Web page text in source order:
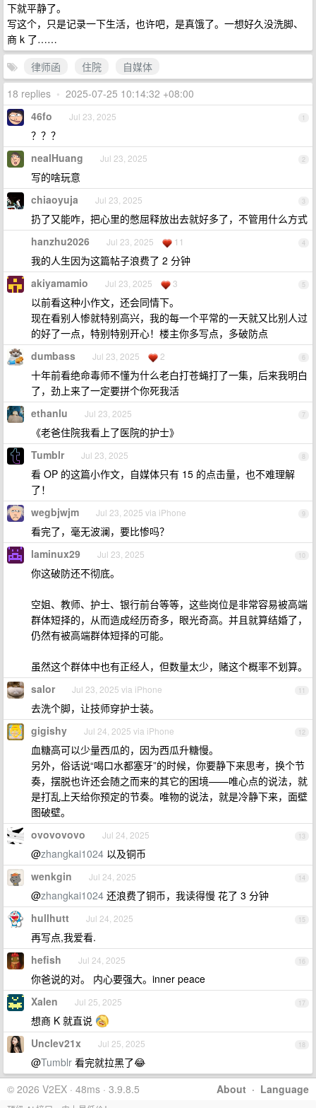
下就平静了。
写这个，只是记录一下生活，也许吧，是真饿了。一想好久没洗脚、
商 k 了……
律师函
住院
自媒体
18 replies • 2025-07-25 10:14:32 +08:00
1
46fo Jul 23, 2025
？？？
2
nealHuang Jul 23, 2025
写的啥玩意
3
chiaoyuja Jul 23, 2025
扔了又能咋，把心里的憋屈释放出去就好多了，不管用什么方式
4
hanzhu2026 Jul 23, 2025 11
我的人生因为这篇帖子浪费了 2 分钟
5
akiyamamio Jul 23, 2025 3
以前看这种小作文，还会同情下。
现在看别人惨就特别高兴，我的每一个平常的一天就又比别人过
的好了一点，特别特别开心！楼主你多写点，多破防点
6
dumbass Jul 23, 2025 2
十年前看绝命毒师不懂为什么老白打苍蝇打了一集，后来我明白
了，劲上来了一定要拼个你死我活
7
ethanlu Jul 23, 2025
《老爸住院我看上了医院的护士》
8
Tumblr Jul 23, 2025
看 OP 的这篇小作文，自媒体只有 15 的点击量，也不难理解
了！
9
wegbjwjm Jul 23, 2025 via iPhone
看完了，毫无波澜，要比惨吗？
10
laminux29 Jul 23, 2025
你这破防还不彻底。
空姐、教师、护士、银行前台等等，这些岗位是非常容易被高端
群体短择的，从而造成经历奇多，眼光奇高。并且就算结婚了，
仍然有被高端群体短择的可能。
虽然这个群体中也有正经人，但数量太少，赌这个概率不划算。
11
salor Jul 23, 2025 via iPhone
去洗个脚，让技师穿护士装。
12
gigishy Jul 24, 2025 via iPhone
血糖高可以少量西瓜的，因为西瓜升糖慢。
另外，俗话说“喝口水都塞牙”的时候，你要静下来思考，换个节
奏，摆脱也许还会随之而来的其它的困境——唯心点的说法，就
是打乱上天给你预定的节奏。唯物的说法，就是冷静下来，面壁
图破壁。
13
ovovovovo Jul 24, 2025
@zhangkai1024 以及铜币
14
wenkgin Jul 24, 2025
@zhangkai1024 还浪费了铜币，我读得慢 花了 3 分钟
15
hullhutt Jul 24, 2025
再写点,我爱看.
16
hefish Jul 24, 2025
你爸说的对。 内心要强大。inner peace
17
Xalen Jul 25, 2025
想商 K 就直说
18
Unclev21x Jul 25, 2025
@Tumblr 看完就拉黑了😂
About · Language
© 2026 V2EX · 48ms · 3.9.8.5